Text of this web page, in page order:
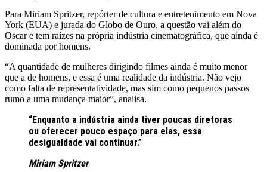
Para Miriam Spritzer, repórter de cultura e entretenimento em Nova
York (EUA) e jurada do Globo de Ouro, a questão vai além do
Oscar e tem raízes na própria indústria cinematográfica, que ainda é
dominada por homens.
“A quantidade de mulheres dirigindo filmes ainda é muito menor
que a de homens, e essa é uma realidade da indústria. Não vejo
como falta de representatividade, mas sim como pequenos passos
rumo a uma mudança maior”, analisa.
“Enquanto a indústria ainda tiver poucas diretoras
ou oferecer pouco espaço para elas, essa
desigualdade vai continuar.”
Miriam Spritzer